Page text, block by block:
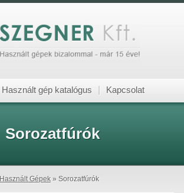
Használt gép katalógus Kapcsolat
Sorozatfúrók
Használt Gépek » Sorozatfúrók